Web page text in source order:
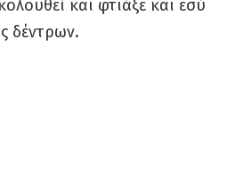
και φτιάξε και εσύ
δέντρων.